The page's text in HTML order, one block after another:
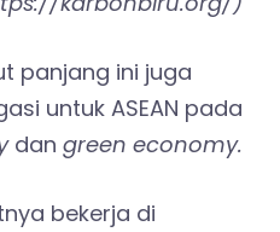
panjang ini juga
untuk ASEAN pada
dan green economy.
bekerja di